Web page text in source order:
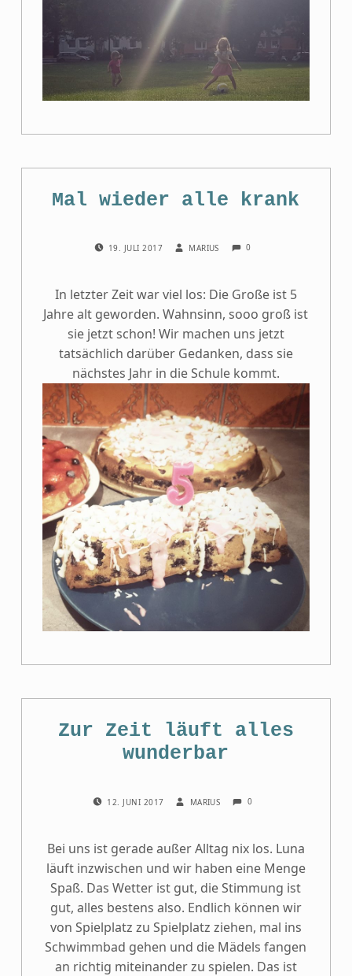
Mal wieder alle krank
19. JULI 2017 MARIUS 0
In letzter Zeit war viel los: Die Große ist 5
Jahre alt geworden. Wahnsinn, sooo groß ist
sie jetzt schon! Wir machen uns jetzt
tatsächlich darüber Gedanken, dass sie
nächstes Jahr in die Schule kommt.
Zur Zeit läuft alles
wunderbar
12. JUNI 2017 MARIUS 0
Bei uns ist gerade außer Alltag nix los. Luna
läuft inzwischen und wir haben eine Menge
Spaß. Das Wetter ist gut, die Stimmung ist
gut, alles bestens also. Endlich können wir
von Spielplatz zu Spielplatz ziehen, mal ins
Schwimmbad gehen und die Mädels fangen
an richtig miteinander zu spielen. Das ist